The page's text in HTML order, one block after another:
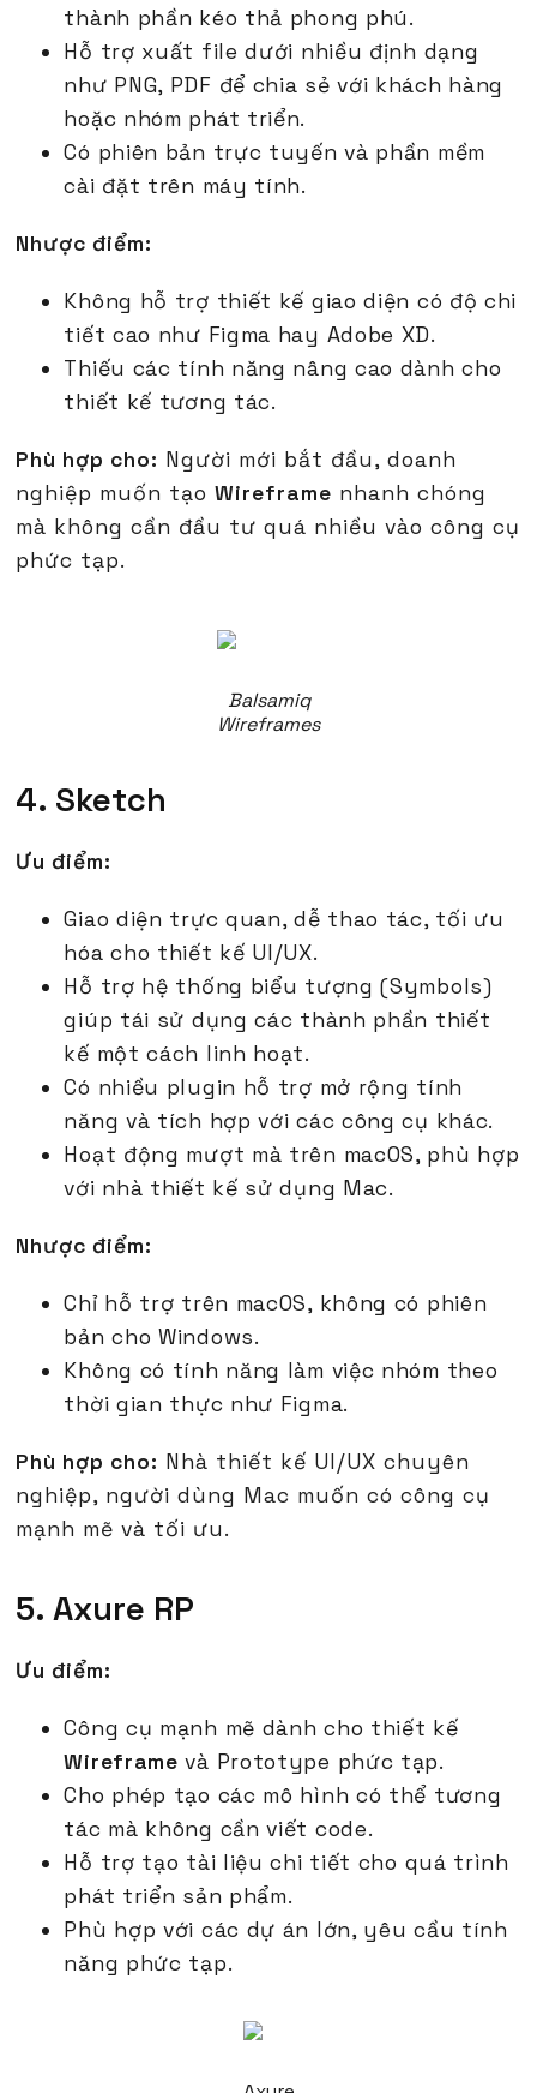
thành phần kéo thả phong phú.
Hỗ trợ xuất file dưới nhiều định dạng
như PNG, PDF để chia sẻ với khách hàng
hoặc nhóm phát triển.
Có phiên bản trực tuyến và phần mềm
cài đặt trên máy tính.
Nhược điểm:
Không hỗ trợ thiết kế giao diện có độ chi
tiết cao như Figma hay Adobe XD.
Thiếu các tính năng nâng cao dành cho
thiết kế tương tác.
Phù hợp cho: Người mới bắt đầu, doanh
nghiệp muốn tạoWireframe nhanh chóng
mà không cần đầu tư quá nhiều vào công cụ
phức tạp.
Balsamiq
Wireframes
4. Sketch
Ưu điểm:
Giao diện trực quan, dễ thao tác, tối ưu
hóa cho thiết kế UI/UX.
Hỗ trợ hệ thống biểu tượng (Symbols)
giúp tái sử dụng các thành phần thiết
kế một cách linh hoạt.
Có nhiều plugin hỗ trợ mở rộng tính
năng và tích hợp với các công cụ khác.
Hoạt động mượt mà trên macOS, phù hợp
với nhà thiết kế sử dụng Mac.
Nhược điểm:
Chỉ hỗ trợ trên macOS, không có phiên
bản cho Windows.
Không có tính năng làm việc nhóm theo
thời gian thực như Figma.
Phù hợp cho: Nhà thiết kế UI/UX chuyên
nghiệp, người dùng Mac muốn có công cụ
mạnh mẽ và tối ưu.
5. Axure RP
Ưu điểm:
Công cụ mạnh mẽ dành cho thiết kế
Wireframe và Prototype phức tạp.
Cho phép tạo các mô hình có thể tương
tác mà không cần viết code.
Hỗ trợ tạo tài liệu chi tiết cho quá trình
phát triển sản phẩm.
Phù hợp với các dự án lớn, yêu cầu tính
năng phức tạp.